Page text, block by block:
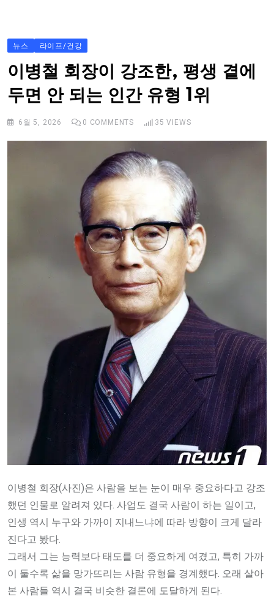
뉴스 라이프/건강
이병철 회장이 강조한, 평생 곁에
두면 안 되는 인간 유형 1위
6월 5, 2026 0 COMMENTS 35 VIEWS
이병철 회장(사진)은 사람을 보는 눈이 매우 중요하다고 강조
했던 인물로 알려져 있다. 사업도 결국 사람이 하는 일이고,
인생 역시 누구와 가까이 지내느냐에 따라 방향이 크게 달라
진다고 봤다.
그래서 그는 능력보다 태도를 더 중요하게 여겼고, 특히 가까
이 둘수록 삶을 망가뜨리는 사람 유형을 경계했다. 오래 살아
본 사람들 역시 결국 비슷한 결론에 도달하게 된다.